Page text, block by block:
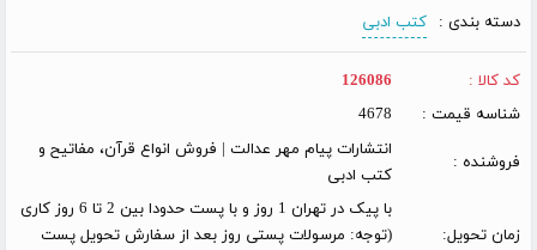
دسته بندی :
کتب ادبی
کد کالا :
126086
شناسه قیمت :
4678
فروشنده :
انتشارات پیام مهر عدالت | فروش انواع قرآن، مفاتیح و
کتب ادبی
زمان تحویل:
با پیک در تهران 1 روز و با پست حدودا بین 2 تا 6 روز کاری
(توجه: مرسولات پستی روز بعد از سفارش تحویل پست